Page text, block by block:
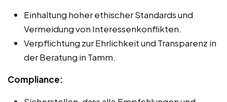
Einhaltung hoher ethischer Standards und
Vermeidung von Interessenkonflikten.
Verpflichtung zur Ehrlichkeit und Transparenz in
der Beratung in Tamm.
Compliance: